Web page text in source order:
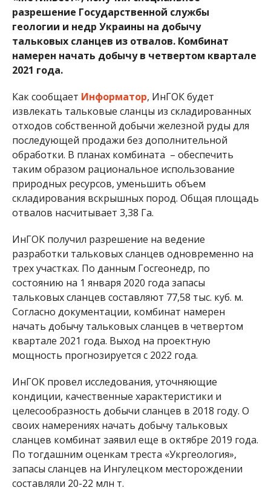
разрешение Государственной службы
геологии и недр Украины на добычу
тальковых сланцев из отвалов. Комбинат
намерен начать добычу в четвертом квартале
2021 года.
Как сообщает Информатор, ИнГОК будет
извлекать тальковые сланцы из складированных
отходов собственной добычи железной руды для
последующей продажи без дополнительной
обработки. В планах комбината – обеспечить
таким образом рациональное использование
природных ресурсов, уменьшить объем
складирования вскрышных пород. Общая площадь
отвалов насчитывает 3,38 Га.
ИнГОК получил разрешение на ведение
разработки тальковых сланцев одновременно на
трех участках. По данным Госгеонедр, по
состоянию на 1 января 2020 года запасы
тальковых сланцев составляют 77,58 тыс. куб. м.
Согласно документации, комбинат намерен
начать добычу тальковых сланцев в четвертом
квартале 2021 года. Выход на проектную
мощность прогнозируется с 2022 года.
ИнГОК провел исследования, уточняющие
кондиции, качественные характеристики и
целесообразность добычи сланцев в 2018 году. О
своих намерениях начать добычу тальковых
сланцев комбинат заявил еще в октябре 2019 года.
По тогдашним оценкам треста «Укргеология»,
запасы сланцев на Ингулецком месторождении
составляли 20-22 млн т.